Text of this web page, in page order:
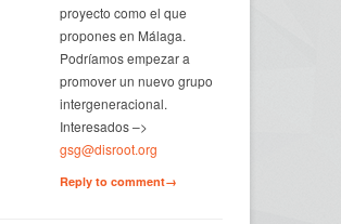
proyecto como el que
propones en Málaga.
Podríamos empezar a
promover un nuevo grupo
intergeneracional.
Interesados –>
gsg@disroot.org
Reply to comment→